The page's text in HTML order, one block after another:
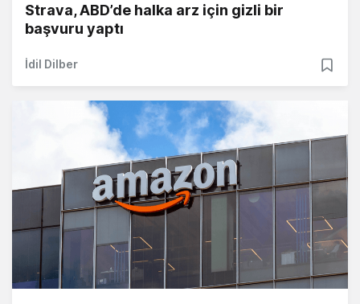
Strava, ABD’de halka arz için gizli bir
başvuru yaptı
İdil Dilber